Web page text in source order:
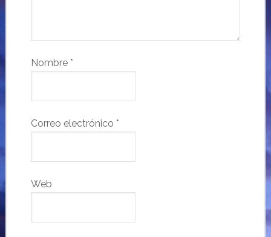
Nombre *
Correo electrónico *
Web